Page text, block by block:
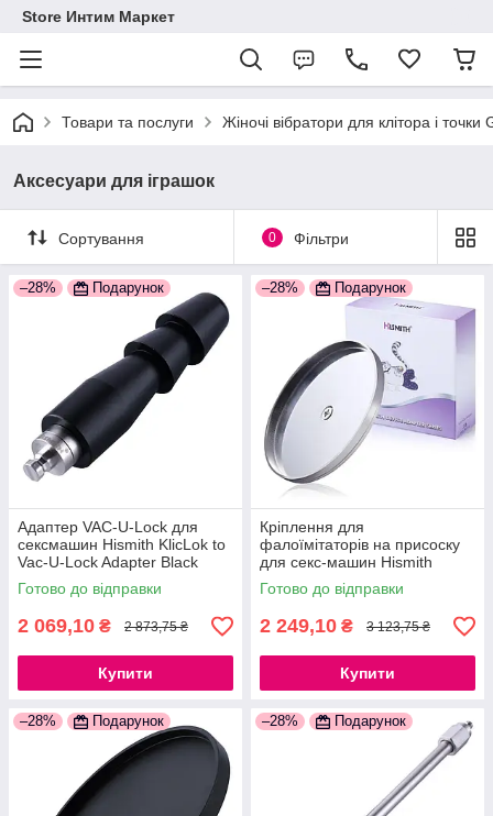
Store Интим Маркет
Товари та послуги Жіночі вібратори для клітора і
Аксесуари для іграшок
Сортування 0 Фільтри
–28% Подарунок
Адаптер VAC-U-Lock для
сексмашин Hismith KlicLok to
Vac-U-Lock Adapter Black
777Store.com.ua
Готово до відправки
2 069,10 ₴ 2 873,75 ₴
Купити
–28% Подарунок
Кріплення для
фалоїмітаторів на присоску
для секс-машин Hismith
Suction Cup Adapter 4.5 ⁇
KlicLok 777Store.com.ua
Готово до відправки
2 249,10 ₴ 3 123,75 ₴
Купити
–28% Подарунок –28% Подарунок